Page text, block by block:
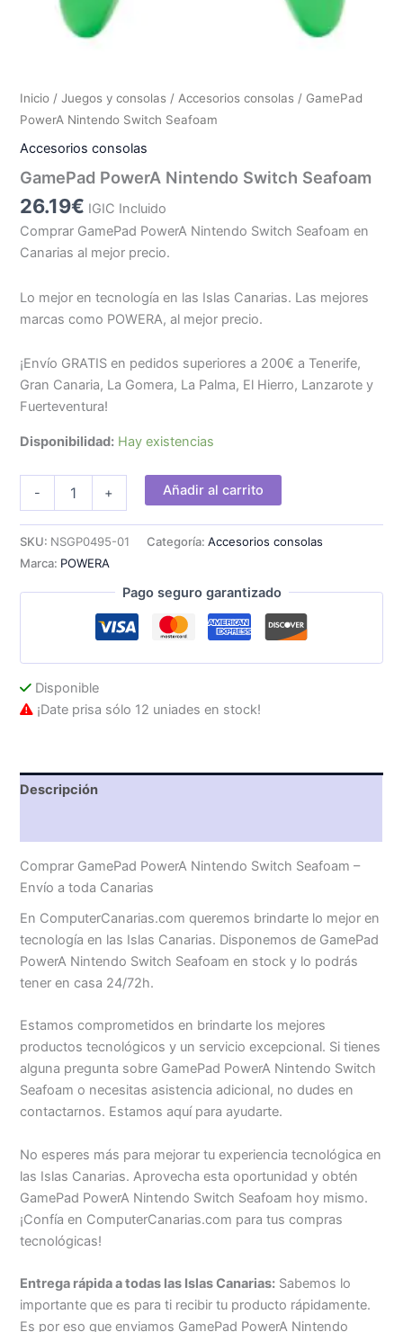
Inicio /Juegos y consolas / Accesorios consolas / GamePad
PowerA Nintendo Switch Seafoam
Accesorios consolas
GamePad PowerA Nintendo Switch Seafoam
26.19€ IGIC Incluido
Comprar GamePad PowerA Nintendo Switch Seafoam en
Canarias al mejor precio.
Lo mejor en tecnología en las Islas Canarias. Las mejores
marcas como POWERA, al mejor precio.
¡Envío GRATIS en pedidos superiores a 200€ a Tenerife,
Gran Canaria, La Gomera, La Palma, El Hierro, Lanzarote y
Fuerteventura!
Disponibilidad: Hay existencias
-
Switch
cantidad
+ Añadir al carrito
SKU: NSGP0495-01 Categoría:Accesorios consolas
Marca: POWERA
Pago seguro garantizado
Disponible
¡Date prisa sólo 12 uniades en stock!
Descripción
Comprar GamePad PowerA Nintendo Switch Seafoam –
Envío a toda Canarias
En ComputerCanarias.com queremos brindarte lo mejor en
tecnología en las Islas Canarias. Disponemos de GamePad
PowerA Nintendo Switch Seafoam en stock y lo podrás
tener en casa 24/72h.
Estamos comprometidos en brindarte los mejores
productos tecnológicos y un servicio excepcional. Si tienes
alguna pregunta sobre GamePad PowerA Nintendo Switch
Seafoam o necesitas asistencia adicional, no dudes en
contactarnos. Estamos aquí para ayudarte.
No esperes más para mejorar tu experiencia tecnológica en
las Islas Canarias. Aprovecha esta oportunidad y obtén
GamePad PowerA Nintendo Switch Seafoam hoy mismo.
¡Confía en ComputerCanarias.com para tus compras
tecnológicas!
Entrega rápida a todas las Islas Canarias: Sabemos lo
importante que es para ti recibir tu producto rápidamente.
Es por eso que enviamos GamePad PowerA Nintendo